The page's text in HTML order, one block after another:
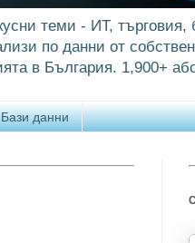
теми - ИТ,
по данни от
в България. 1,900+
Бази данни